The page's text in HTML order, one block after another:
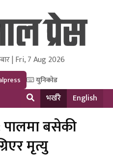
Research Pvt Ltd.
| Fri, 7 Aug 2026
युनिकोड
भर्खरै English
बसेकी
मृत्यु